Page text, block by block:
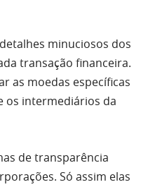
minuciosos dos
transação financeira.
as moedas específicas
os intermediários da
de transparência
Só assim elas